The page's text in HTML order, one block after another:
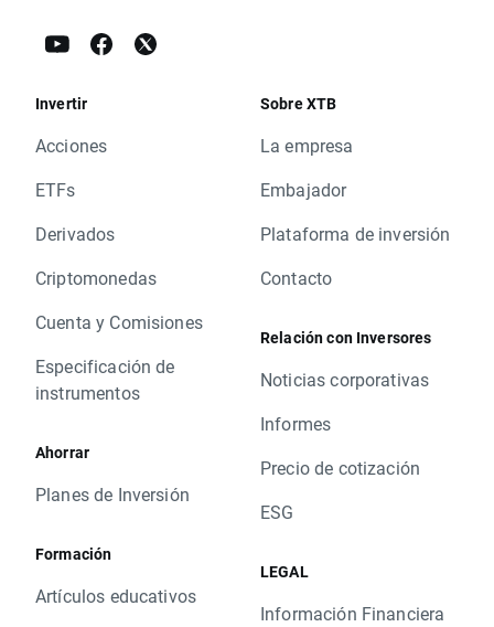
Invertir
Acciones
ETFs
Derivados
Criptomonedas
Cuenta y Comisiones
Especificación de
instrumentos
Ahorrar
Planes de Inversión
Formación
Artículos educativos
Sobre XTB
La empresa
Embajador
Plataforma de inversión
Contacto
Relación con Inversores
Noticias corporativas
Informes
Precio de cotización
ESG
LEGAL
Información Financiera